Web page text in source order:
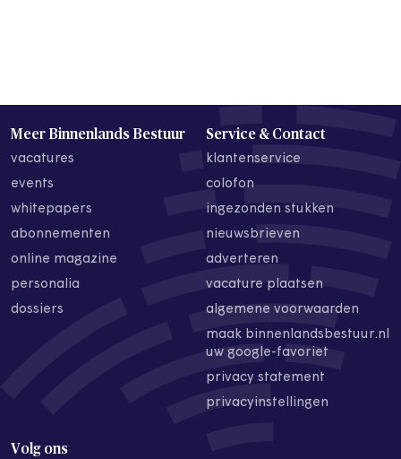
Meer Binnenlands Bestuur
vacatures
events
whitepapers
abonnementen
online magazine
personalia
dossiers
Service & Contact
klantenservice
colofon
ingezonden stukken
nieuwsbrieven
adverteren
vacature plaatsen
algemene voorwaarden
maak binnenlandsbestuur.nl
uw google-favoriet
privacy statement
privacyinstellingen
Volg ons